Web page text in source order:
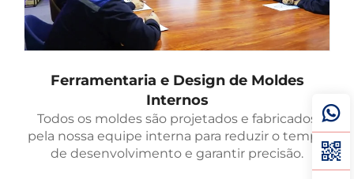
Ferramentaria e Design de Moldes
Internos
Todos os moldes são projetados e fabricados
pela nossa equipe interna para reduzir o tempo
de desenvolvimento e garantir precisão.